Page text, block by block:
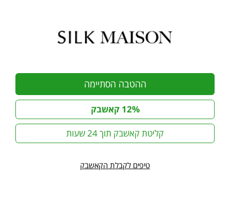
ההטבה הסתיימה
12% קאשבק
קליטת קאשבק תוך 24 שעות
טיפים לקבלת הקאשבק